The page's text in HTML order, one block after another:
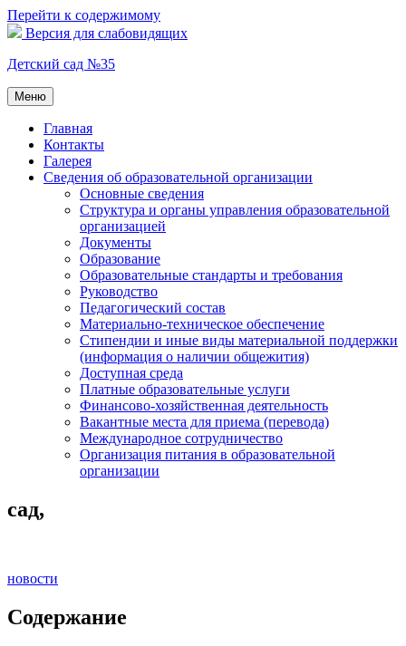
Перейти к содержимому
Версия для слабовидящих
Детский сад №35
Меню
Главная
Контакты
Галерея
Сведения об образовательной организации
Основные сведения
Структура и органы управления образовательной
организацией
Документы
Образование
Образовательные стандарты и требования
Руководство
Педагогический состав
Материально-техническое обеспечение
Стипендии и иные виды материальной поддержки
(информация о наличии общежития)
Доступная среда
Платные образовательные услуги
Финансово-хозяйственная деятельность
Вакантные места для приема (перевода)
Международное сотрудничество
Организация питания в образовательной
организации
сад,
новости
Содержание